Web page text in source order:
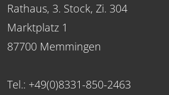
Rathaus, 3. Stock, Zi. 304
Marktplatz 1
87700 Memmingen
Tel.: +49(0)8331-850-2463